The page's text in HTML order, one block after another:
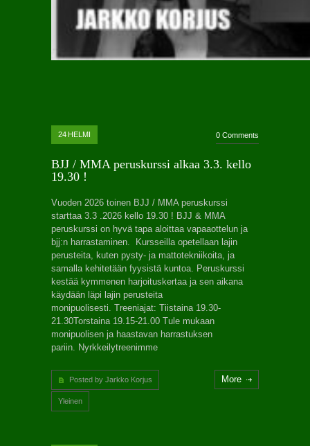
24 HELMI 0 Comments
BJJ / MMA peruskurssi alkaa 3.3. kello
19.30 !
Vuoden 2026 toinen BJJ / MMA peruskurssi
starttaa 3.3 .2026 kello 19.30 ! BJJ & MMA
peruskurssi on hyvä tapa aloittaa vapaaottelun ja
bjj:n harrastaminen. Kursseilla opetellaan lajin
perusteita, kuten pysty- ja mattotekniikoita, ja
samalla kehitetään fyysistä kuntoa. Peruskurssi
kestää kymmenen harjoituskertaa ja sen aikana
käydään läpi lajin perusteita
monipuolisesti. Treeniajat: Tiistaina 19.30-
21.30Torstaina 19.15-21.00 Tule mukaan
monipuolisen ja haastavan harrastuksen
pariin. Nyrkkeilytreenimme
Posted by Jarkko Korjus
Yleinen
More